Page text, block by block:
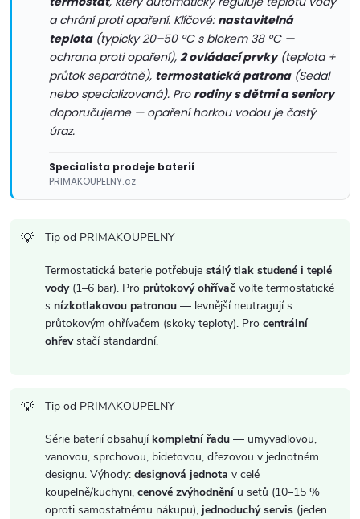
a chrání proti opaření. Klíčové: nastavitelná
teplota(typicky 20–50 °C s blokem 38 °C —
ochrana proti opaření), 2 ovládací prvky(teplota +
průtok separátně), termostatická patrona(Sedal
nebo specializovaná). Pro rodiny s dětmi a seniory
doporučujeme — opaření horkou vodou je častý
úraz.
Specialista prodeje baterií
PRIMAKOUPELNY.cz
Tip od PRIMAKOUPELNY
Termostatická baterie potřebuje stálý tlak studené i teplé
vody(1–6 bar). Pro průtokový ohřívač volte termostatické
s nízkotlakovou patronou — levnější neutragují s
průtokovým ohřívačem (skoky teploty). Pro centrální
ohřevstačí standardní.
Tip od PRIMAKOUPELNY
Série baterií obsahují kompletní řadu — umyvadlovou,
vanovou, sprchovou, bidetovou, dřezovou v jednotném
designu. Výhody: designová jednota v celé
koupelně/kuchyni, cenové zvýhodnění u setů (10–15 %
oproti samostatnému nákupu), jednoduchý servis (jeden